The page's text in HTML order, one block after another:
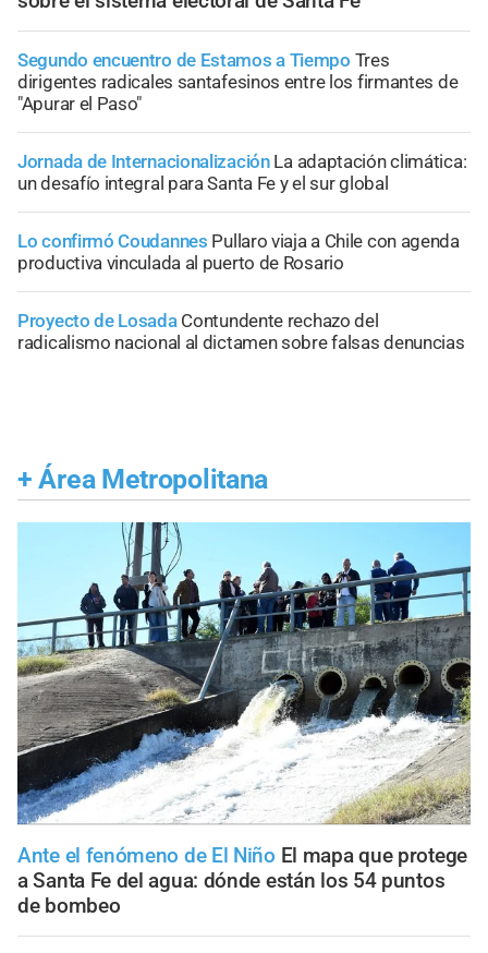
Segundo encuentro de Estamos a Tiempo Tres
dirigentes radicales santafesinos entre los firmantes de
"Apurar el Paso"
Jornada de Internacionalización La adaptación climática:
un desafío integral para Santa Fe y el sur global
Lo confirmó Coudannes Pullaro viaja a Chile con agenda
productiva vinculada al puerto de Rosario
Proyecto de Losada Contundente rechazo del
radicalismo nacional al dictamen sobre falsas denuncias
+ Área Metropolitana
Ante el fenómeno de El Niño El mapa que protege
a Santa Fe del agua: dónde están los 54 puntos
de bombeo